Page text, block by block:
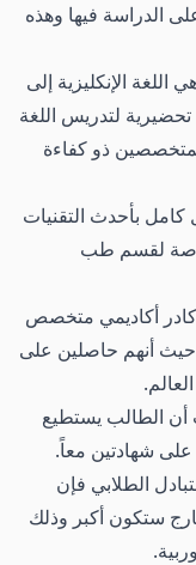
الدراسة فيها وهذه
الإنكليزية إلى
تحضيرية لتدريس اللغة
ذو كفاءة
بأحدث التقنيات
لقسم طب
كادر أكاديمي متخصص
أنهم حاصلين على
أن الطالب يستطيع
شهادتين معاً.
الطلابي فإن
ستكون أكبر وذلك